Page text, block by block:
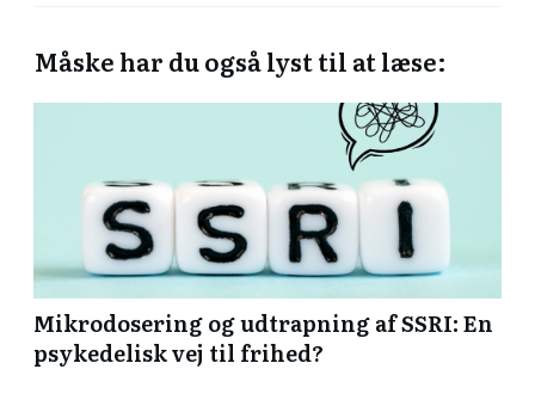
Måske har du også lyst til at læse:
Mikrodosering og udtrapning af SSRI: En
psykedelisk vej til frihed?